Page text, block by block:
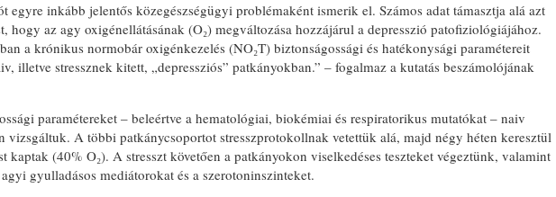
egyre inkább jelentős közegészségügyi problémaként ismerik el. Számos adat támasztja alá azt
hogy az agy oxigénellátásának (O₂) megváltozása hozzájárul a depresszió patofiziológiájához.
a krónikus normobár oxigénkezelés (NO₂T) biztonságossági és hatékonysági paramétereit
illetve stressznek kitett, „depressziós” patkányokban.” – fogalmaz a kutatás beszámolójának
paramétereket – beleértve a hematológiai, biokémiai és respiratorikus mutatókat – naiv
vizsgáltuk. A többi patkánycsoportot stresszprotokollnak vetettük alá, majd négy héten keresztül
kaptak (40% O₂). A stresszt követően a patkányokon viselkedéses teszteket végeztünk, valamint
gyulladásos mediátorokat és a szerotoninszinteket.